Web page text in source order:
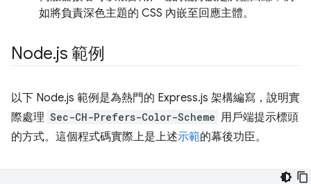
如將負責深色主題的 CSS 內嵌至回應主體。
Node.js 範例
以下 Node.js 範例是為熱門的 Express.js 架構編寫，說明實
際處理 Sec-CH-Prefers-Color-Scheme 用戶端提示標頭
的方式。這個程式碼實際上是上述示範的幕後功臣。